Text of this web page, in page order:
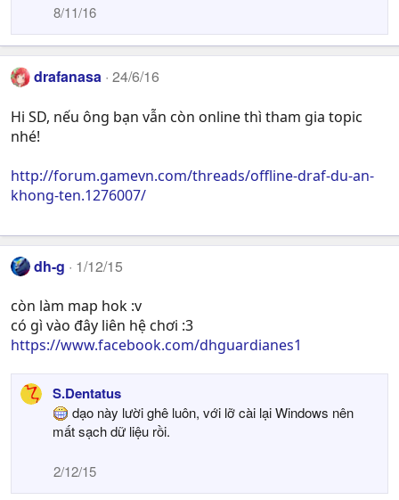
8/11/16
drafanasa 24/6/16
Hi SD, nếu ông bạn vẫn còn online thì tham gia topic
nhé!
http://forum.gamevn.com/threads/offline-draf-du-an-
khong-ten.1276007/
dh-g 1/12/15
còn làm map hok :v
có gì vào đây liên hệ chơi :3
https://www.facebook.com/dhguardianes1
S.Dentatus
dạo này lười ghê luôn, với lỡ cài lại Windows nên
mất sạch dữ liệu rồi.
2/12/15